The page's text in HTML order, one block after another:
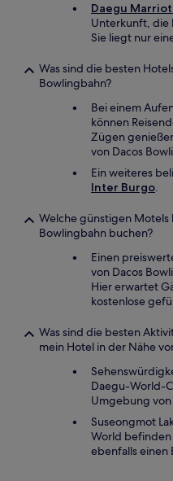
Daegu
Unterkunft, die
Sie liegt nur
Was sind die besten
Bowlingbahn?
Bei einem
können
Zügen
von Dacos
Ein weiteres
Inter Burgo.
Welche günstigen Motels
Bowlingbahn buchen?
Einen
von Dacos
Hier erwartet
kostenlose
Was sind die besten
mein Hotel in der Nähe
Daegu-World-
Umgebung
Suseongmot
World befinden
ebenfalls einen